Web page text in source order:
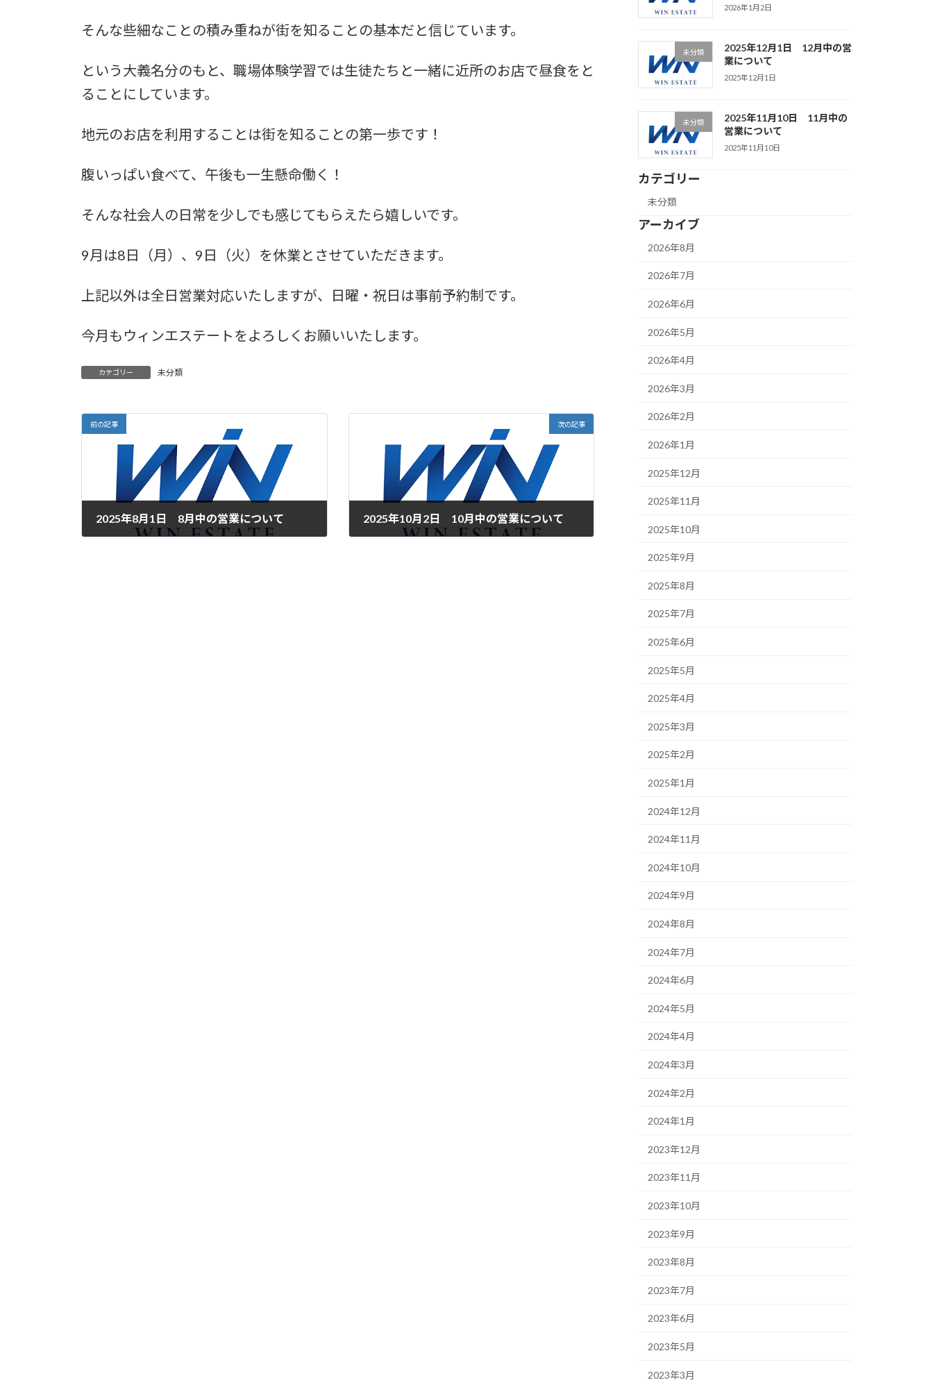
そんな些細なことの積み重ねが街を知ることの基本だと信じています。
という大義名分のもと、職場体験学習では生徒たちと一緒に近所のお店で昼食をと
ることにしています。
地元のお店を利用することは街を知ることの第一歩です！
腹いっぱい食べて、午後も一生懸命働く！
そんな社会人の日常を少しでも感じてもらえたら嬉しいです。
9月は8日（月）、9日（火）を休業とさせていただきます。
上記以外は全日営業対応いたしますが、日曜・祝日は事前予約制です。
今月もウィンエステートをよろしくお願いいたします。
カテゴリー 未分類
前の記事
2025年8月1日 8月中の営業について
次の記事
2025年10月2日 10月中の営業について
2026年1月2日
未分類
2025年12月1日 12月中の営
業について
2025年12月1日
未分類
2025年11月10日 11月中の
営業について
2025年11月10日
カテゴリー
未分類
アーカイブ
2026年8月
2026年7月
2026年6月
2026年5月
2026年4月
2026年3月
2026年2月
2026年1月
2025年12月
2025年11月
2025年10月
2025年9月
2025年8月
2025年7月
2025年6月
2025年5月
2025年4月
2025年3月
2025年2月
2025年1月
2024年12月
2024年11月
2024年10月
2024年9月
2024年8月
2024年7月
2024年6月
2024年5月
2024年4月
2024年3月
2024年2月
2024年1月
2023年12月
2023年11月
2023年10月
2023年9月
2023年8月
2023年7月
2023年6月
2023年5月
2023年3月